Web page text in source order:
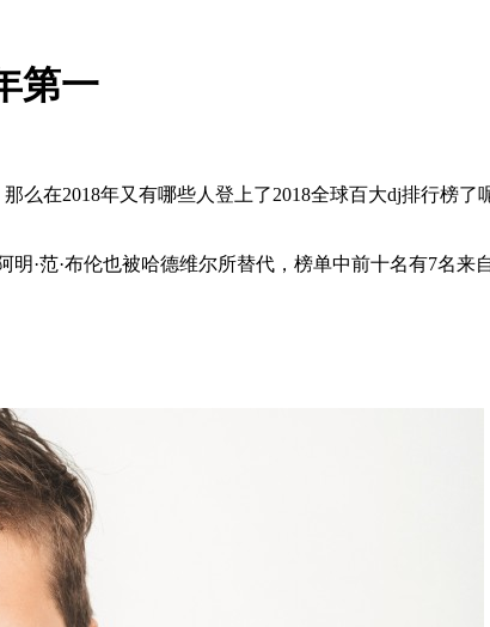
第一
在2018年又有哪些人登上了2018全球百大dj排行榜了
范·布伦也被哈德维尔所替代，榜单中前十名有7名来自